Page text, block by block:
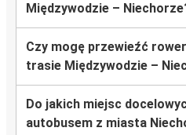
Międzywodzie –
Czy mogę przewieźć
trasie Międzywodzie –
Do jakich miejsc
autobusem z miasta